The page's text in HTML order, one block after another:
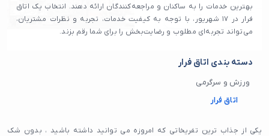
بهترین خدمات را به ساکنان و مراجعه‌کنندگان ارائه دهند. انتخاب یک اتاق
فرار در ۱۷ شهریور، با توجه به کیفیت خدمات، تجربه و نظرات مشتریان،
می‌تواند تجربه‌ای مطلوب و رضایت‌بخش را برای شما رقم بزند.
دسته بندی اتاق فرار
ورزش و سرگرمی
اتاق فرار
یکی از جذاب ترین تفریخاتی که امروزه می توانید داشته باشید ، بدون شک